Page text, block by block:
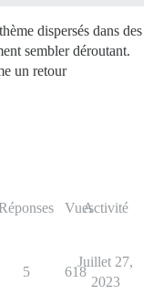
dispersés dans des
sembler déroutant.
un retour
VuesActivité
5 618
Juillet 27,
2023